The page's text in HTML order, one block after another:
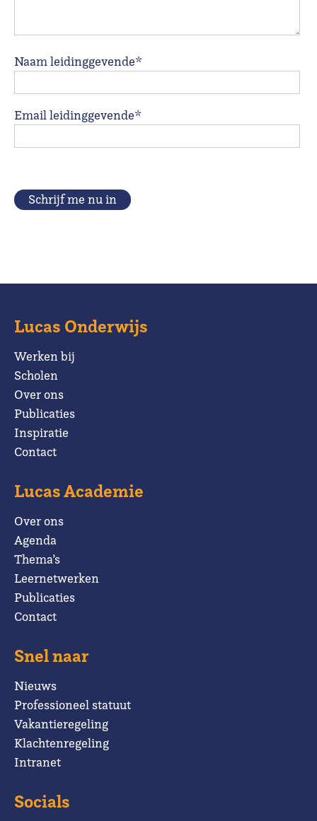
Naam leidinggevende*
Email leidinggevende*
Schrijf me nu in
Lucas Onderwijs
Werken bij
Scholen
Over ons
Publicaties
Inspiratie
Contact
Lucas Academie
Over ons
Agenda
Thema’s
Leernetwerken
Publicaties
Contact
Snel naar
Nieuws
Professioneel statuut
Vakantieregeling
Klachtenregeling
Intranet
Socials